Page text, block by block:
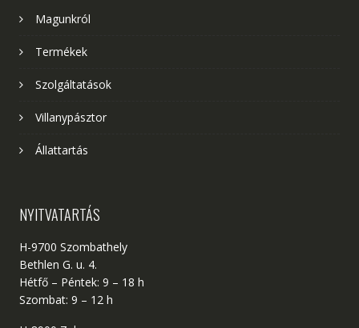
Magunkról
Termékek
Szolgáltatások
Villanypásztor
Állattartás
NYITVATARTÁS
H-9700 Szombathely
Bethlen G. u. 4.
Hétfő – Péntek: 9 – 18 h
Szombat: 9 – 12 h